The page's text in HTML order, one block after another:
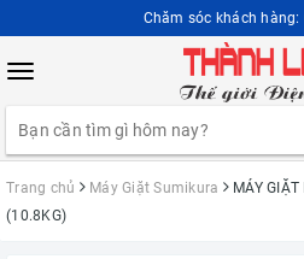
Chăm sóc khách hàng:
Toggle
Trang chủ Máy Giặt Sumikura
MÁY
(10.8KG)